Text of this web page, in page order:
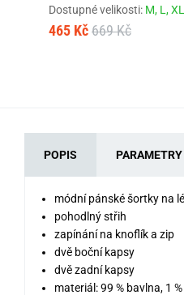
Dostupné velikosti: M, L,
465 Kč 669 Kč
POPIS PARAMETRY
módní pánské šortky na
pohodlný střih
zapínání na knoflík a zip
dvě boční kapsy
dvě zadní kapsy
materiál: 99 % bavlna, 1